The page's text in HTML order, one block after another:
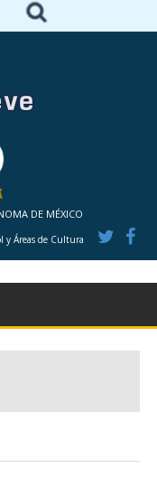
DE MÉXICO
y Áreas de Cultura